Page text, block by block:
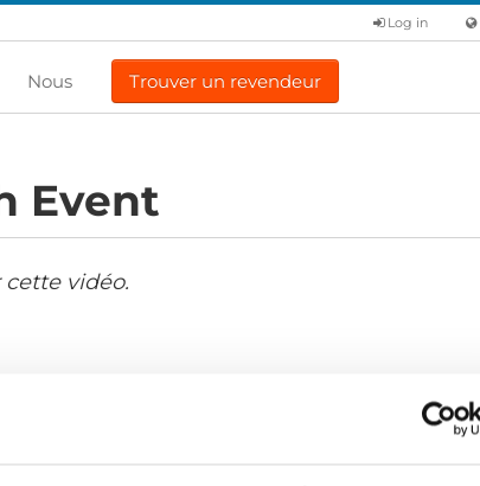
Log in
Nous Trouver un revendeur
Event
vidéo.